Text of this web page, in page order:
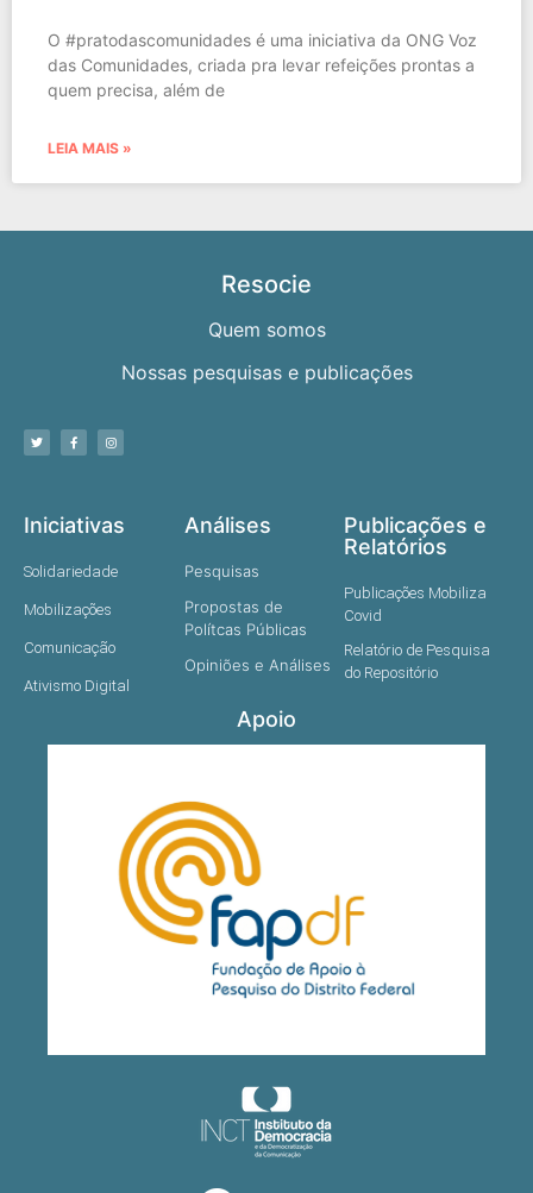
O #pratodascomunidades é uma iniciativa da ONG Voz
das Comunidades, criada pra levar refeições prontas a
quem precisa, além de
LEIA MAIS »
Resocie
Quem somos
Nossas pesquisas e publicações
Iniciativas
Solidariedade
Mobilizações
Comunicação
Ativismo Digital
Análises
Pesquisas
Propostas de
Polítcas Públicas
Opiniões e Análises
Publicações e
Relatórios
Publicações Mobiliza
Covid
Relatório de Pesquisa
do Repositório
Apoio